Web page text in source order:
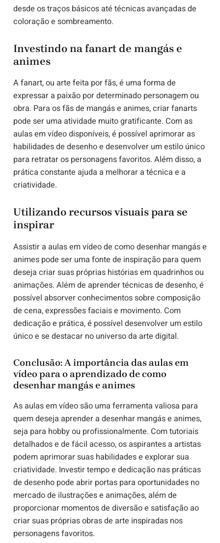
desde os traços básicos até técnicas avançadas de
coloração e sombreamento.
Investindo na fanart de mangás e
animes
A fanart, ou arte feita por fãs, é uma forma de
expressar a paixão por determinado personagem ou
obra. Para os fãs de mangás e animes, criar fanarts
pode ser uma atividade muito gratificante. Com as
aulas em vídeo disponíveis, é possível aprimorar as
habilidades de desenho e desenvolver um estilo único
para retratar os personagens favoritos. Além disso, a
prática constante ajuda a melhorar a técnica e a
criatividade.
Utilizando recursos visuais para se
inspirar
Assistir a aulas em vídeo de como desenhar mangás e
animes pode ser uma fonte de inspiração para quem
deseja criar suas próprias histórias em quadrinhos ou
animações. Além de aprender técnicas de desenho, é
possível absorver conhecimentos sobre composição
de cena, expressões faciais e movimento. Com
dedicação e prática, é possível desenvolver um estilo
único e se destacar no universo da arte digital.
Conclusão: A importância das aulas em
vídeo para o aprendizado de como
desenhar mangás e animes
As aulas em vídeo são uma ferramenta valiosa para
quem deseja aprender a desenhar mangás e animes,
seja para hobby ou profissionalmente. Com tutoriais
detalhados e de fácil acesso, os aspirantes a artistas
podem aprimorar suas habilidades e explorar sua
criatividade. Investir tempo e dedicação nas práticas
de desenho pode abrir portas para oportunidades no
mercado de ilustrações e animações, além de
proporcionar momentos de diversão e satisfação ao
criar suas próprias obras de arte inspiradas nos
personagens favoritos.